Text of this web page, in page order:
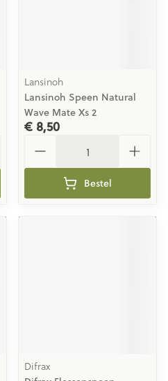
Lansinoh
Lansinoh Speen Natural
Wave Mate Xs 2
€ 8,50
Bestel
Difrax